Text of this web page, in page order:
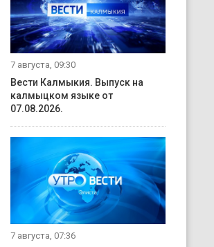
7 августа, 09:30
Вести Калмыкия. Выпуск на
калмыцком языке от
07.08.2026.
7 августа, 07:36